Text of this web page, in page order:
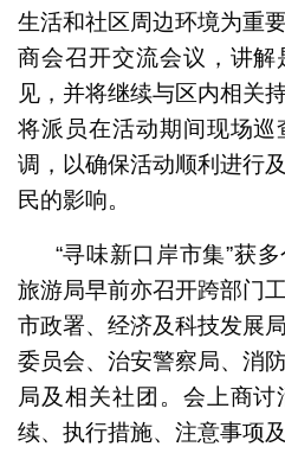
生活和社区周边环境为重
商会召开交流会议，讲
见，并将继续与区内相关
将派员在活动期间现场
调，以确保活动顺利进行
民的影响。
“寻味新口岸市集”获
旅游局早前亦召开跨部门
市政署、经济及科技发展
委员会、治安警察局、消
局及相关社团。会上商
续、执行措施、注意事项